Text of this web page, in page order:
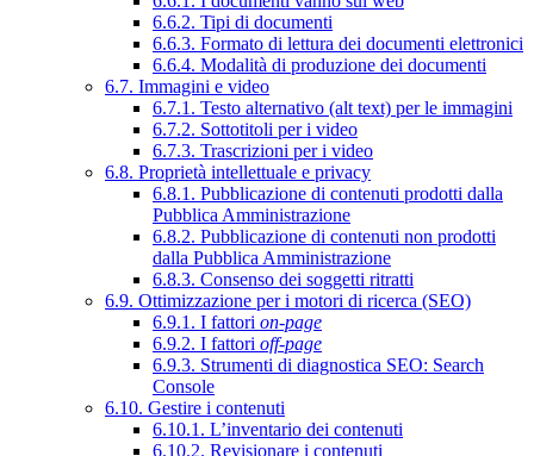
6.6.2. Tipi di documenti
6.6.3. Formato di lettura dei documenti elettronici
6.6.4. Modalità di produzione dei documenti
6.7. Immagini e video
6.7.1. Testo alternativo (alt text) per le immagini
6.7.2. Sottotitoli per i video
6.7.3. Trascrizioni per i video
6.8. Proprietà intellettuale e privacy
6.8.1. Pubblicazione di contenuti prodotti dalla
Pubblica Amministrazione
6.8.2. Pubblicazione di contenuti non prodotti
dalla Pubblica Amministrazione
6.8.3. Consenso dei soggetti ritratti
6.9. Ottimizzazione per i motori di ricerca (SEO)
6.9.1. I fattori on-page
6.9.2. I fattori off-page
6.9.3. Strumenti di diagnostica SEO: Search
Console
6.10. Gestire i contenuti
6.10.1. L’inventario dei contenuti
6.10.2. Revisionare i contenuti